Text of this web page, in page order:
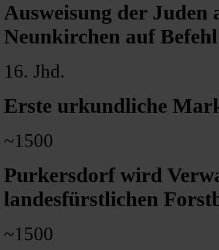
Ausweisung der Juden
Neunkirchen auf
16. Jhd.
Erste urkundliche
~1500
Purkersdorf wird
landesfürstlichen
~1500